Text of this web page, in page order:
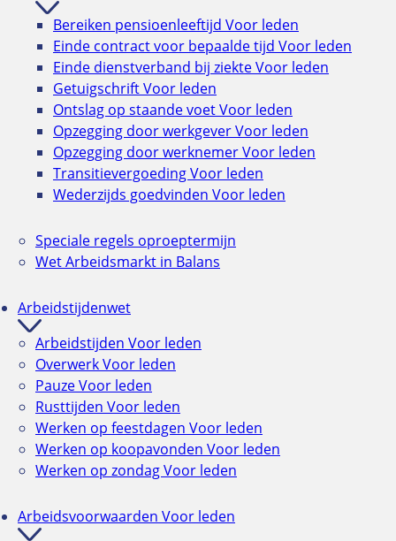
Bereiken pensioenleeftijd Voor leden
Einde contract voor bepaalde tijd Voor leden
Einde dienstverband bij ziekteVoor leden
GetuigschriftVoor leden
Ontslag op staande voetVoor leden
Opzegging door werkgeverVoor leden
Opzegging door werknemerVoor leden
TransitievergoedingVoor leden
Wederzijds goedvinden Voor leden
Speciale regels oproeptermijn
Wet Arbeidsmarkt in Balans
Arbeidstijdenwet
Arbeidstijden Voor leden
OverwerkVoor leden
PauzeVoor leden
Rusttijden Voor leden
Werken op feestdagen Voor leden
Werken op koopavonden Voor leden
Werken op zondagVoor leden
Arbeidsvoorwaarden Voor leden